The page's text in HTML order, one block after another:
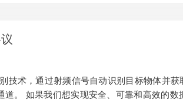
技术，通过射频信号自动识别目标物体并
道。 如果我们想实现安全、可靠和高效的